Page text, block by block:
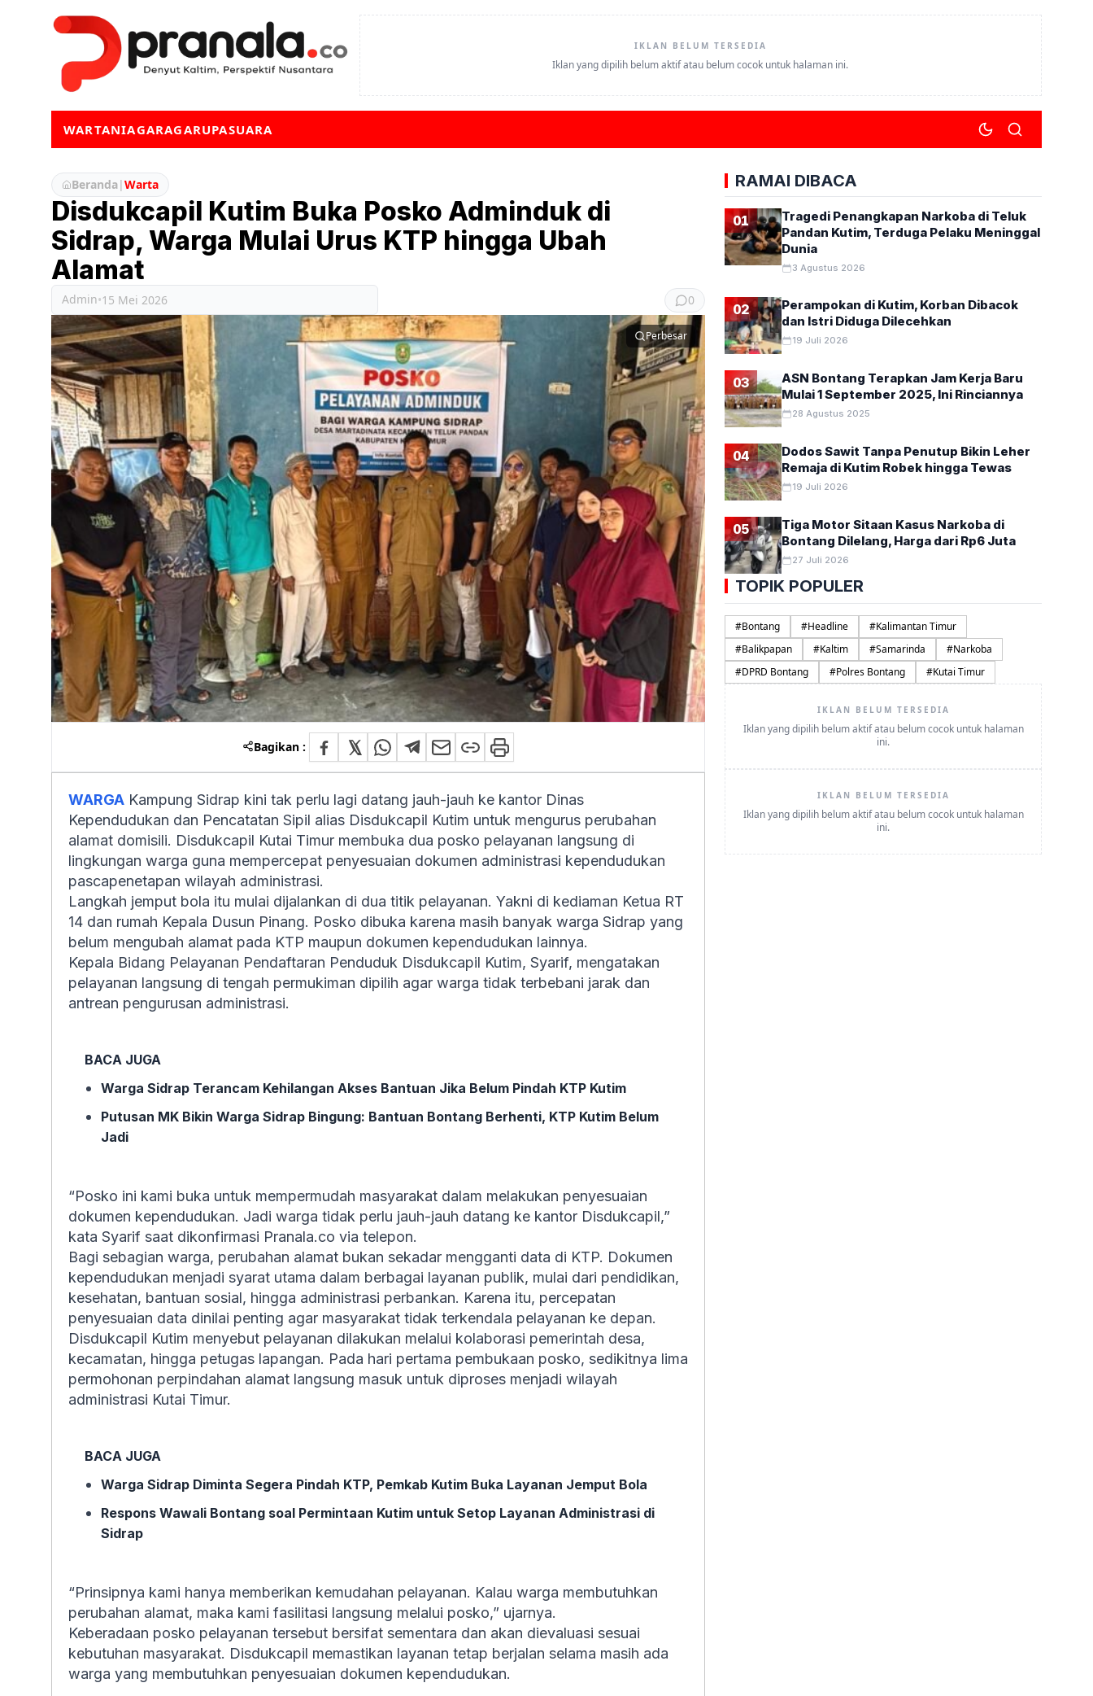
IKLAN BELUM TERSEDIA
Iklan yang dipilih belum aktif atau belum cocok untuk halaman ini.
WARTANIAGARAGARUPASUARA
Beranda|Warta
Disdukcapil Kutim Buka Posko Adminduk di
Sidrap, Warga Mulai Urus KTP hingga Ubah
Alamat
Admin•15 Mei 2026 0
Perbesar
Bagikan :
WARGA Kampung Sidrap kini tak perlu lagi datang jauh-jauh ke kantor Dinas
Kependudukan dan Pencatatan Sipil alias Disdukcapil Kutim untuk mengurus perubahan
alamat domisili. Disdukcapil Kutai Timur membuka dua posko pelayanan langsung di
lingkungan warga guna mempercepat penyesuaian dokumen administrasi kependudukan
pascapenetapan wilayah administrasi.
Langkah jemput bola itu mulai dijalankan di dua titik pelayanan. Yakni di kediaman Ketua RT
14 dan rumah Kepala Dusun Pinang. Posko dibuka karena masih banyak warga Sidrap yang
belum mengubah alamat pada KTP maupun dokumen kependudukan lainnya.
Kepala Bidang Pelayanan Pendaftaran Penduduk Disdukcapil Kutim, Syarif, mengatakan
pelayanan langsung di tengah permukiman dipilih agar warga tidak terbebani jarak dan
antrean pengurusan administrasi.
BACA JUGA
Warga Sidrap Terancam Kehilangan Akses Bantuan Jika Belum Pindah KTP Kutim
Putusan MK Bikin Warga Sidrap Bingung: Bantuan Bontang Berhenti, KTP Kutim Belum
Jadi
“Posko ini kami buka untuk mempermudah masyarakat dalam melakukan penyesuaian
dokumen kependudukan. Jadi warga tidak perlu jauh-jauh datang ke kantor Disdukcapil,”
kata Syarif saat dikonfirmasi Pranala.co via telepon.
Bagi sebagian warga, perubahan alamat bukan sekadar mengganti data di KTP. Dokumen
kependudukan menjadi syarat utama dalam berbagai layanan publik, mulai dari pendidikan,
kesehatan, bantuan sosial, hingga administrasi perbankan. Karena itu, percepatan
penyesuaian data dinilai penting agar masyarakat tidak terkendala pelayanan ke depan.
Disdukcapil Kutim menyebut pelayanan dilakukan melalui kolaborasi pemerintah desa,
kecamatan, hingga petugas lapangan. Pada hari pertama pembukaan posko, sedikitnya lima
permohonan perpindahan alamat langsung masuk untuk diproses menjadi wilayah
administrasi Kutai Timur.
BACA JUGA
Warga Sidrap Diminta Segera Pindah KTP, Pemkab Kutim Buka Layanan Jemput Bola
Respons Wawali Bontang soal Permintaan Kutim untuk Setop Layanan Administrasi di
Sidrap
“Prinsipnya kami hanya memberikan kemudahan pelayanan. Kalau warga membutuhkan
perubahan alamat, maka kami fasilitasi langsung melalui posko,” ujarnya.
Keberadaan posko pelayanan tersebut bersifat sementara dan akan dievaluasi sesuai
kebutuhan masyarakat. Disdukcapil memastikan layanan tetap berjalan selama masih ada
warga yang membutuhkan penyesuaian dokumen kependudukan.
RAMAI DIBACA
01
Tragedi Penangkapan Narkoba di Teluk
Pandan Kutim, Terduga Pelaku Meninggal
Dunia
3 Agustus 2026
02
Perampokan di Kutim, Korban Dibacok
dan Istri Diduga Dilecehkan
19 Juli 2026
03
ASN Bontang Terapkan Jam Kerja Baru
Mulai 1 September 2025, Ini Rinciannya
28 Agustus 2025
04
Dodos Sawit Tanpa Penutup Bikin Leher
Remaja di Kutim Robek hingga Tewas
19 Juli 2026
05
Tiga Motor Sitaan Kasus Narkoba di
Bontang Dilelang, Harga dari Rp6 Juta
27 Juli 2026
TOPIK POPULER
#Bontang #Headline #Kalimantan Timur
#Balikpapan #Kaltim #Samarinda #Narkoba
#DPRD Bontang #Polres Bontang #Kutai Timur
IKLAN BELUM TERSEDIA
Iklan yang dipilih belum aktif atau belum cocok untuk halaman
ini.
IKLAN BELUM TERSEDIA
Iklan yang dipilih belum aktif atau belum cocok untuk halaman
ini.